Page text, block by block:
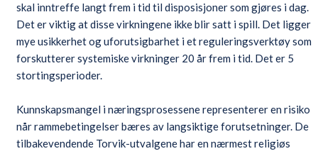
skal inntreffe langt frem i tid til disposisjoner som gjøres i dag.
Det er viktig at disse virkningene ikke blir satt i spill. Det ligger
mye usikkerhet og uforutsigbarhet i et reguleringsverktøy som
forskutterer systemiske virkninger 20 år frem i tid. Det er 5
stortingsperioder.
Kunnskapsmangel i næringsprosessene representerer en risiko
når rammebetingelser bæres av langsiktige forutsetninger. De
tilbakevendende Torvik-utvalgene har en nærmest religiøs